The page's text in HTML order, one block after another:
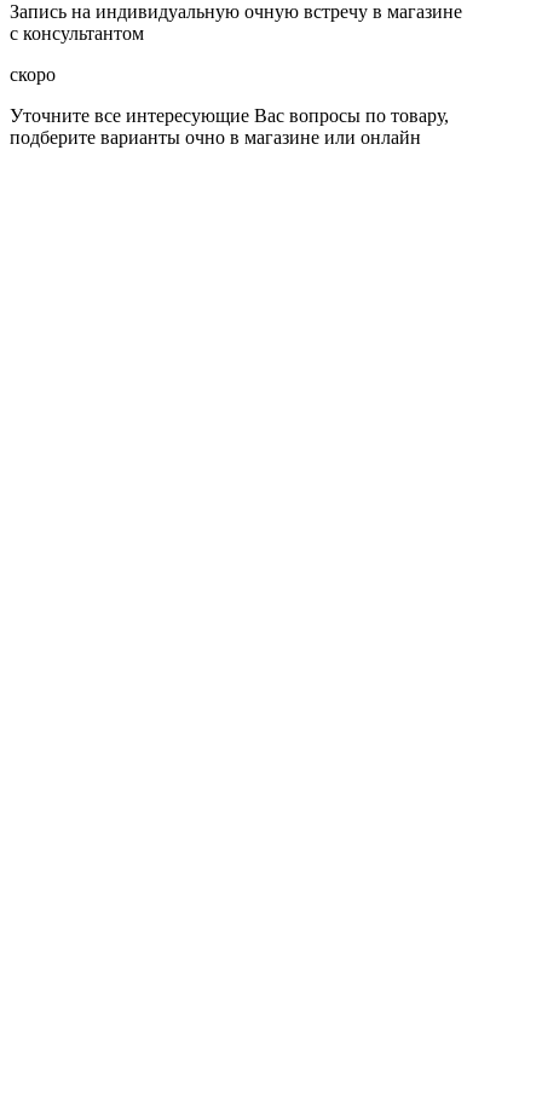
Запись на индивидуальную очную встречу в магазине
с консультантом
скоро
Уточните все интересующие Вас вопросы по товару,
подберите варианты очно в магазине или онлайн